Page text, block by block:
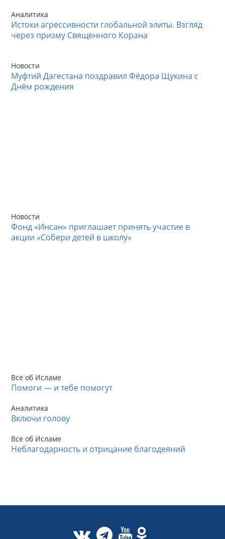
Аналитика
Истоки агрессивности глобальной элиты. Взгляд
через призму Священного Корана
Новости
Муфтий Дагестана поздравил Фёдора Щукина с
Днём рождения
Новости
Фонд «Инсан» приглашает принять участие в
акции «Собери детей в школу»
Все об Исламе
Помоги — и тебе помогут
Аналитика
Включи голову
Все об Исламе
Неблагодарность и отрицание благодеяний